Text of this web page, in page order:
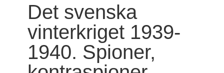
Det svenska
vinterkriget 1939-
1940. Spioner,